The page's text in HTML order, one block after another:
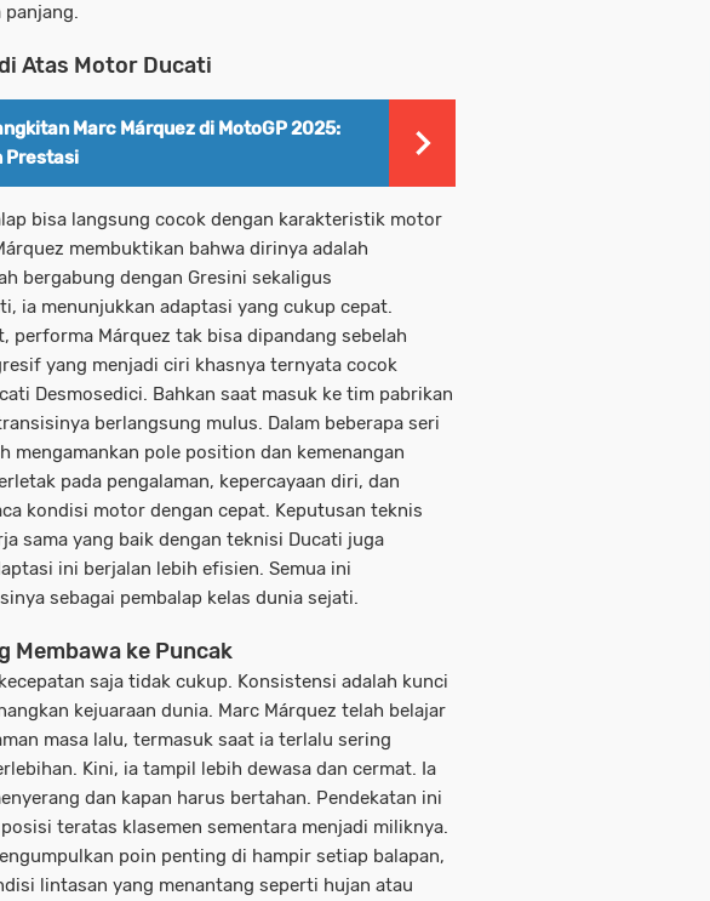
panjang.
Atas Motor Ducati
Marc Márquez di MotoGP 2025:
Prestasi
bisa langsung cocok dengan karakteristik motor
membuktikan bahwa dirinya adalah
bergabung dengan Gresini sekaligus
ia menunjukkan adaptasi yang cukup cepat.
performa Márquez tak bisa dipandang sebelah
yang menjadi ciri khasnya ternyata cocok
Desmosedici. Bahkan saat masuk ke tim pabrikan
berlangsung mulus. Dalam beberapa seri
mengamankan pole position dan kemenangan
pada pengalaman, kepercayaan diri, dan
kondisi motor dengan cepat. Keputusan teknis
sama yang baik dengan teknisi Ducati juga
ini berjalan lebih efisien. Semua ini
sebagai pembalap kelas dunia sejati.
Membawa ke Puncak
saja tidak cukup. Konsistensi adalah kunci
kejuaraan dunia. Marc Márquez telah belajar
masa lalu, termasuk saat ia terlalu sering
Kini, ia tampil lebih dewasa dan cermat. Ia
dan kapan harus bertahan. Pendekatan ini
teratas klasemen sementara menjadi miliknya.
poin penting di hampir setiap balapan,
lintasan yang menantang seperti hujan atau